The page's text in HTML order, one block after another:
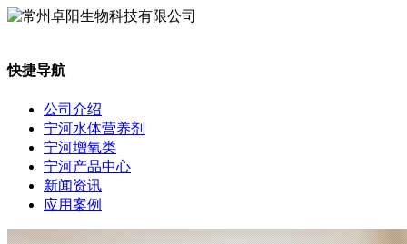
快捷导航
公司介绍
宁河水体营养剂
宁河增氧类
宁河产品中心
新闻资讯
应用案例